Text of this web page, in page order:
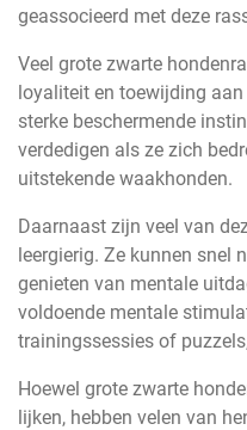
geassocieerd met deze
Veel grote zwarte
loyaliteit en toewijding
sterke beschermende
verdedigen als ze zich
uitstekende waakhonden.
Daarnaast zijn veel van
leergierig. Ze kunnen snel
genieten van mentale
voldoende mentale
trainingssessies of
Hoewel grote zwarte
lijken, hebben velen van